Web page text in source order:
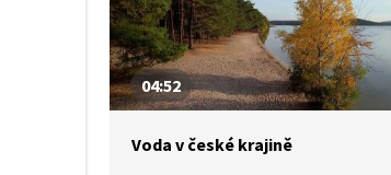
hospodaření s vodou i migraci si
Václav Moravec povídá
s Miroslavem Bártou a prof.
Bohumilem Jánským.
04:52
Voda v české krajině